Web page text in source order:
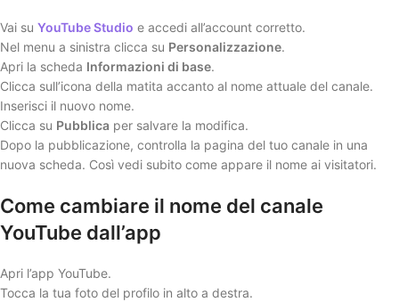
Vai su YouTube Studio e accedi all’account corretto.
Nel menu a sinistra clicca su Personalizzazione.
Apri la scheda Informazioni di base.
Clicca sull’icona della matita accanto al nome attuale del canale.
Inserisci il nuovo nome.
Clicca su Pubblica per salvare la modifica.
Dopo la pubblicazione, controlla la pagina del tuo canale in una
nuova scheda. Così vedi subito come appare il nome ai visitatori.
Come cambiare il nome del canale
YouTube dall’app
Apri l’app YouTube.
Tocca la tua foto del profilo in alto a destra.